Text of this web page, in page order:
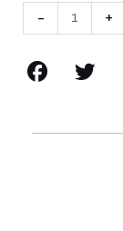
-
Kinderkraft
INDY
+